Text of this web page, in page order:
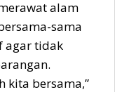
alam
sama
agar tidak
kita bersama,”